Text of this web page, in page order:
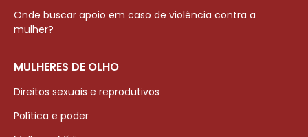
Onde buscar apoio em caso de violência contra a
mulher?
MULHERES DE OLHO
Direitos sexuais e reprodutivos
Política e poder